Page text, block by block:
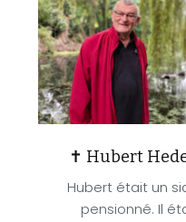
✝ Hubert
Hubert était un
pensionné. Il